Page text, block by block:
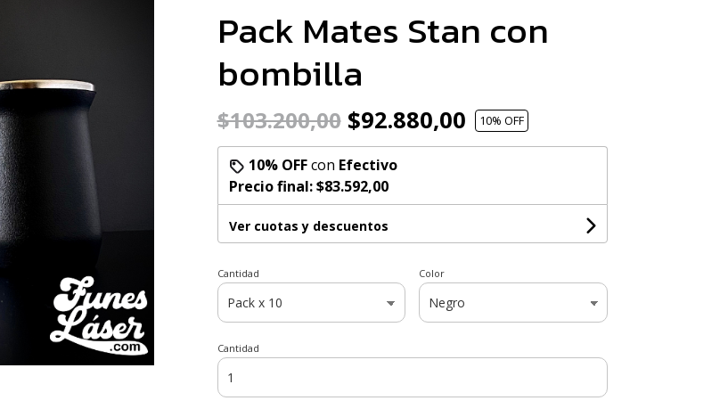
Pack Mates Stan con
bombilla
$103.200,00$92.880,00 10% OFF
10% OFFcon Efectivo
Precio final:$83.592,00
Ver cuotas y descuentos
Cantidad Color
Cantidad